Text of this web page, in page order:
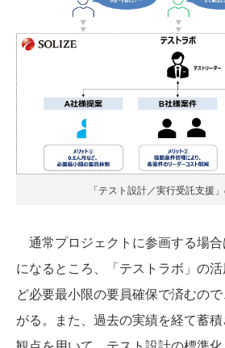
「テスト設計／実行受託支援
通常プロジェクトに参画する場
になるところ、「テストラボ」の
ど必要最小限の要員確保で済むの
がる。また、過去の実績を経て蓄